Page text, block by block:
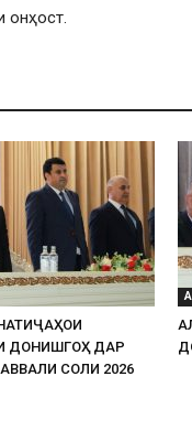
онҳост.
ДОНИШГОҲ ДАР
СОЛИ 2026